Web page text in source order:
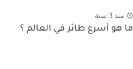
منذ 3 سنة
ما هو أسرع طائر في العالم ؟